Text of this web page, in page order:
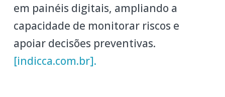
em painéis digitais, ampliando a
capacidade de monitorar riscos e
apoiar decisões preventivas.
[indicca.com.br].